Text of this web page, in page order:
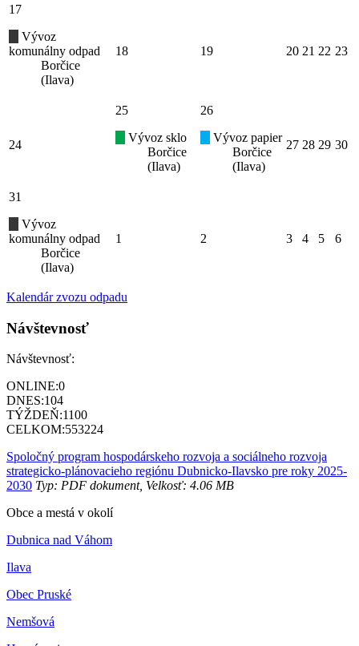
17
Vývoz
komunálny odpad
Borčice
(Ilava)
18 19 20 21 22 23
24
25
Vývoz sklo
Borčice
(Ilava)
26
Vývoz papier
Borčice
(Ilava)
27 28 29 30
31
Vývoz
komunálny odpad
Borčice
(Ilava)
1 2 3 4 5 6
Kalendár zvozu odpadu
Návštevnosť
Návštevnosť:
ONLINE:0
DNES:104
TÝŽDEŇ:1100
CELKOM:553224
Spoločný program hospodárskeho rozvoja a sociálneho rozvoja
strategicko-plánovacieho regiónu Dubnicko-Ilavsko pre roky 2025-
2030 Typ: PDF dokument, Velkosť: 4.06 MB
Obce a mestá v okolí
Dubnica nad Váhom
Ilava
Obec Pruské
Nemšová